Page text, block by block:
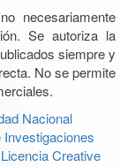
necesariamente
Se autoriza la
siempre y
No se permite
Nacional
Licencia Creative